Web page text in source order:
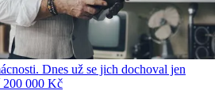
Dnes už se jich dochoval jen
200 000 Kč